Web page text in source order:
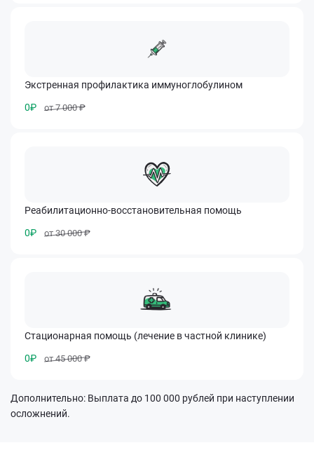
Экстренная профилактика иммуноглобулином
0₽
от 7 000 ₽
Реабилитационно-восстановительная помощь
0₽
от 30 000 ₽
Стационарная помощь (лечение в частной клинике)
0₽
от 45 000 ₽
Дополнительно: Выплата до 100 000 рублей при наступлении
осложнений.